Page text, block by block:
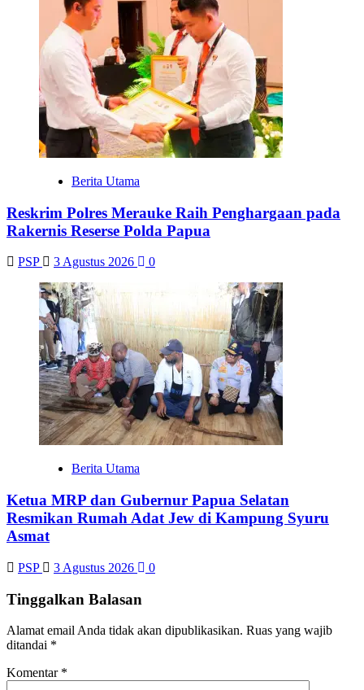
Berita Utama
Reskrim Polres Merauke Raih Penghargaan pada
Rakernis Reserse Polda Papua
PSP 3 Agustus 2026 0
Berita Utama
Ketua MRP dan Gubernur Papua Selatan
Resmikan Rumah Adat Jew di Kampung Syuru
Asmat
PSP 3 Agustus 2026 0
Tinggalkan Balasan
Alamat email Anda tidak akan dipublikasikan. Ruas yang wajib
ditandai *
Komentar *